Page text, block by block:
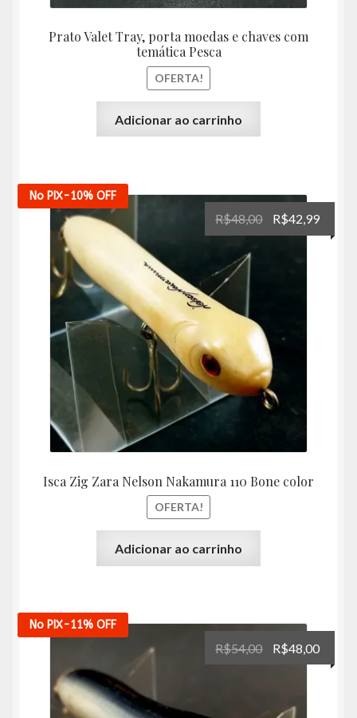
Prato Valet Tray, porta moedas e chaves com
temática Pesca
OFERTA!
Adicionar ao carrinho
No PIX-10% OFF
Isca Zig Zara Nelson Nakamura 110 Bone color
OFERTA!
R$48,00
O
preço
R$42,99O
preço
Adicionar ao carrinho
No PIX-11% OFF
R$54,00
O
era:
R$48,00O
preço